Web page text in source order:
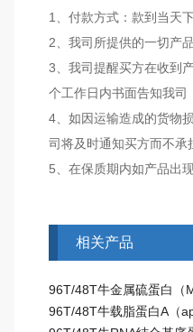
1、付款方式：款到当天
2、我司所提供的一切产
3、我司提醒买方在收到
个工作日内书面告知我
4、如因运输造成的货物
司将及时通知买方而不承
5、在保质期内如产品出
相关产品